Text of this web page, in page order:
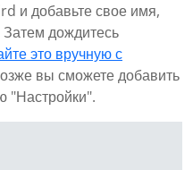
и добавьте свое имя,
дождитесь
это вручную с
вы сможете добавить
"Настройки".